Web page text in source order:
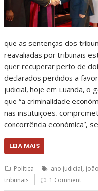
que as sentenças dos
reavaliadas por tribunais
quer recuperar perto de
declarados perdidos a
judicial, hoje em Luanda, o
que “a criminalidade
nas instituições,
concorrência económica”,
LEIA MAIS
Política ano judicial,
tribunais 1 Comment